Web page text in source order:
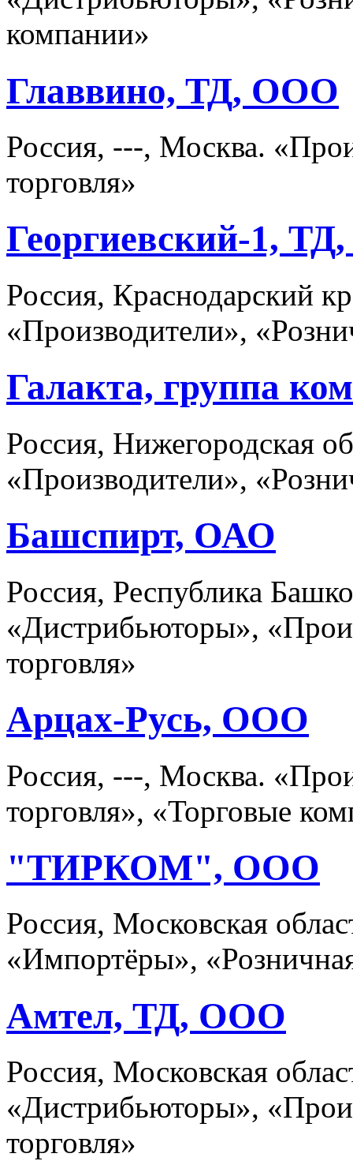
компании»
Главвино, ТД, ООО
Россия, ---, Москва.
торговля»
Георгиевский-1,
Россия, Краснодарский
«Производители»,
Галакта, группа
Россия, Нижегородская
«Производители»,
Башспирт, ОАО
Россия, Республика
«Дистрибьюторы»,
торговля»
Арцах-Русь, ООО
Россия, ---, Москва.
торговля», «Торговые
"ТИРКОМ", ООО
Россия, Московская
«Импортёры»,
Амтел, ТД, ООО
Россия, Московская
«Дистрибьюторы»,
торговля»